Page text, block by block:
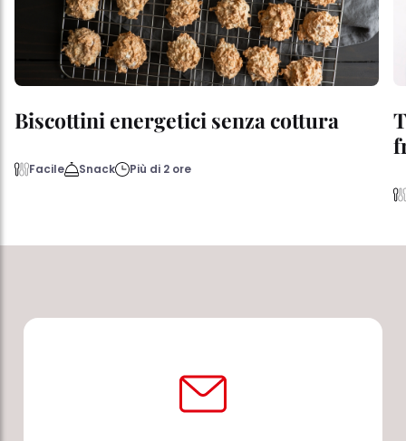
Biscottini energetici senza cottura
Facile Snack Più di 2 ore